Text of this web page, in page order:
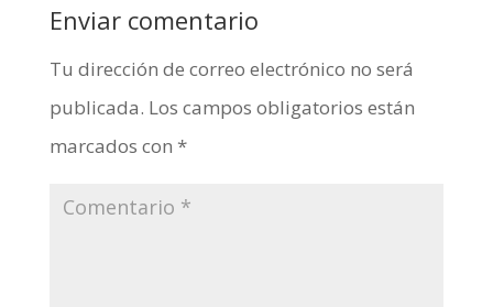
Enviar comentario
Tu dirección de correo electrónico no será
publicada. Los campos obligatorios están
marcados con *